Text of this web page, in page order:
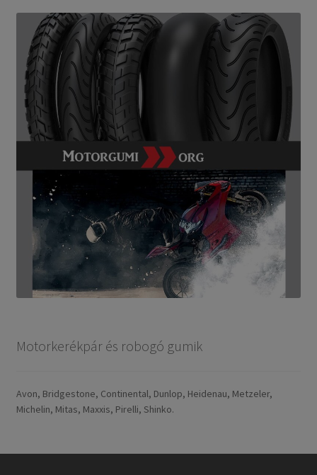
Motorkerékpár és robogó gumik
Avon, Bridgestone, Continental, Dunlop, Heidenau, Metzeler,
Michelin, Mitas, Maxxis, Pirelli, Shinko.